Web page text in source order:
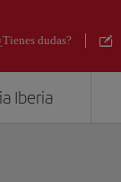
dudas?
Iberia